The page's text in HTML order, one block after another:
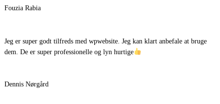
Fouzia Rabia
Jeg er super godt tilfreds med wpwebsite. Jeg kan klart anbefale at bruge
dem. De er super professionelle og lyn hurtige
Dennis Nørgård